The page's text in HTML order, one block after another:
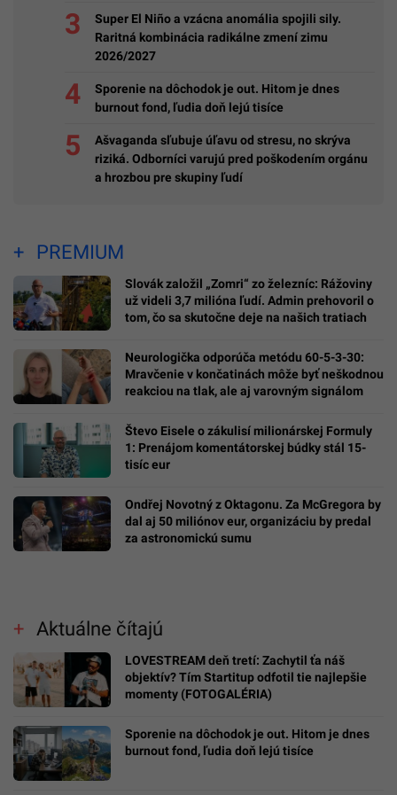
Super El Niño a vzácna anomália spojili sily.
Raritná kombinácia radikálne zmení zimu
2026/2027
Sporenie na dôchodok je out. Hitom je dnes
burnout fond, ľudia doň lejú tisíce
Ašvaganda sľubuje úľavu od stresu, no skrýva
riziká. Odborníci varujú pred poškodením orgánu
a hrozbou pre skupiny ľudí
PREMIUM
Slovák založil „Zomri“ zo železníc: Rážoviny
už videli 3,7 milióna ľudí. Admin prehovoril o
tom, čo sa skutočne deje na našich tratiach
Neurologička odporúča metódu 60-5-3-30:
Mravčenie v končatinách môže byť neškodnou
reakciou na tlak, ale aj varovným signálom
Števo Eisele o zákulisí milionárskej Formuly
1: Prenájom komentátorskej búdky stál 15-
tisíc eur
Ondřej Novotný z Oktagonu. Za McGregora by
dal aj 50 miliónov eur, organizáciu by predal
za astronomickú sumu
Aktuálne čítajú
LOVESTREAM deň tretí: Zachytil ťa náš
objektív? Tím Startitup odfotil tie najlepšie
momenty (FOTOGALÉRIA)
Sporenie na dôchodok je out. Hitom je dnes
burnout fond, ľudia doň lejú tisíce